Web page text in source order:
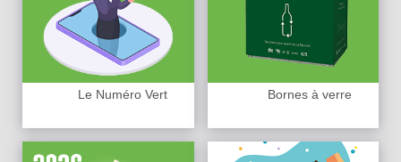
Le Numéro Vert Bornes à verre